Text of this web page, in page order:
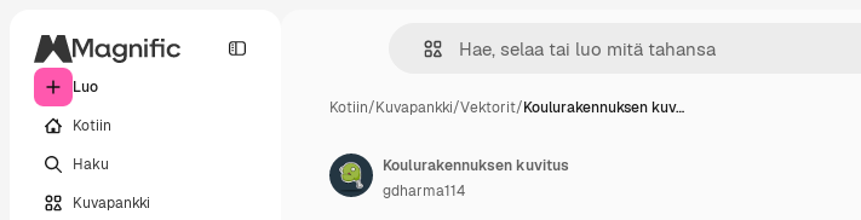
Luo
Kotiin
Haku
Kuvapankki
Kotiin/Kuvapankki/Vektorit/Koulurakennuksen kuv…
Koulurakennuksen kuvitus
gdharma114